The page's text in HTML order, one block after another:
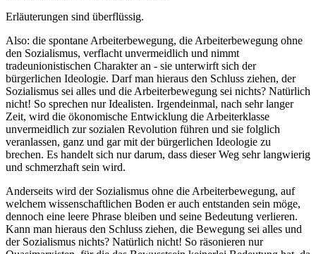
Erläuterungen sind überflüssig.
Also: die spontane Arbeiterbewegung, die Arbeiterbewegung ohne
den Sozialismus, verflacht unvermeidlich und nimmt
tradeunionistischen Charakter an - sie unterwirft sich der
bürgerlichen Ideologie. Darf man hieraus den Schluss ziehen, der
Sozialismus sei alles und die Arbeiterbewegung sei nichts? Natürlich
nicht! So sprechen nur Idealisten. Irgendeinmal, nach sehr langer
Zeit, wird die ökonomische Entwicklung die Arbeiterklasse
unvermeidlich zur sozialen Revolution führen und sie folglich
veranlassen, ganz und gar mit der bürgerlichen Ideologie zu
brechen. Es handelt sich nur darum, dass dieser Weg sehr langwierig
und schmerzhaft sein wird.
Anderseits wird der Sozialismus ohne die Arbeiterbewegung, auf
welchem wissenschaftlichen Boden er auch entstanden sein möge,
dennoch eine leere Phrase bleiben und seine Bedeutung verlieren.
Kann man hieraus den Schluss ziehen, die Bewegung sei alles und
der Sozialismus nichts? Natürlich nicht! So räsonieren nur